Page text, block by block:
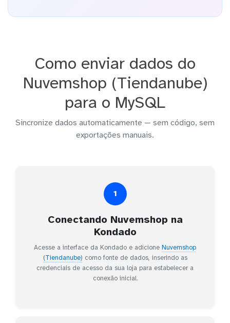
Como enviar dados do
Nuvemshop (Tiendanube)
para o MySQL
Sincronize dados automaticamente — sem código, sem
exportações manuais.
1
Conectando Nuvemshop na
Kondado
Acesse a interface da Kondado e adicione Nuvemshop
(Tiendanube) como fonte de dados, inserindo as
credenciais de acesso da sua loja para estabelecer a
conexão inicial.